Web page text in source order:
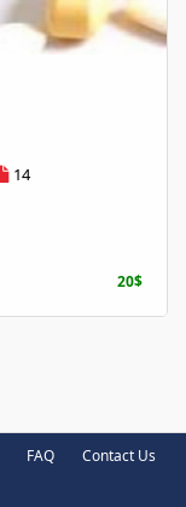
14
20$
FAQ Contact Us